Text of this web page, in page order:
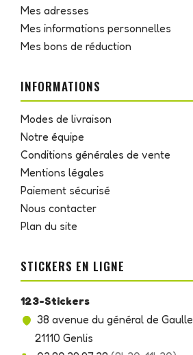
Mes adresses
Mes informations personnelles
Mes bons de réduction
INFORMATIONS
Modes de livraison
Notre équipe
Conditions générales de vente
Mentions légales
Paiement sécurisé
Nous contacter
Plan du site
STICKERS EN LIGNE
123-Stickers
38 avenue du général de Gaulle
21110 Genlis